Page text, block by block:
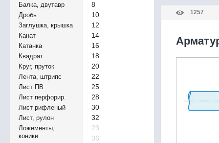
Балка, двутавр
Дробь
Заглушка, крышка
Канат
Катанка
Квадрат
Круг, пруток
Лента, штрипс
Лист ПВ
Лист перфорир.
Лист рифленый
Лист, рулон
Ложементы,
коники
8
10
12
14
16
18
20
22
25
28
30
32
23
36
1257